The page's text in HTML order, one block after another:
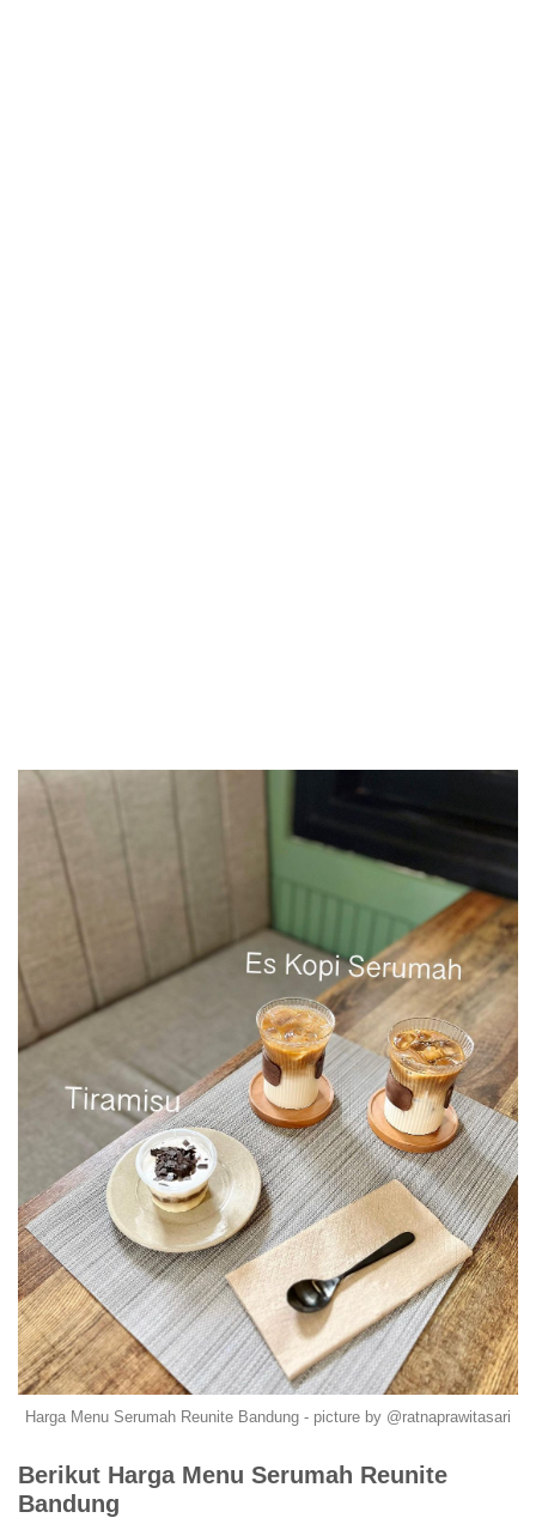
Harga Menu Serumah Reunite Bandung - picture by @ratnaprawitasari
Berikut Harga Menu Serumah Reunite
Bandung